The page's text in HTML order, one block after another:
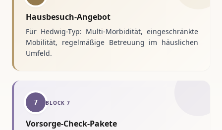
Hausbesuch-Angebot
Für Hedwig-Typ: Multi-Morbidität, eingeschränkte
Mobilität, regelmäßige Betreuung im häuslichen
Umfeld.
7 BLOCK 7
Vorsorge-Check-Pakete